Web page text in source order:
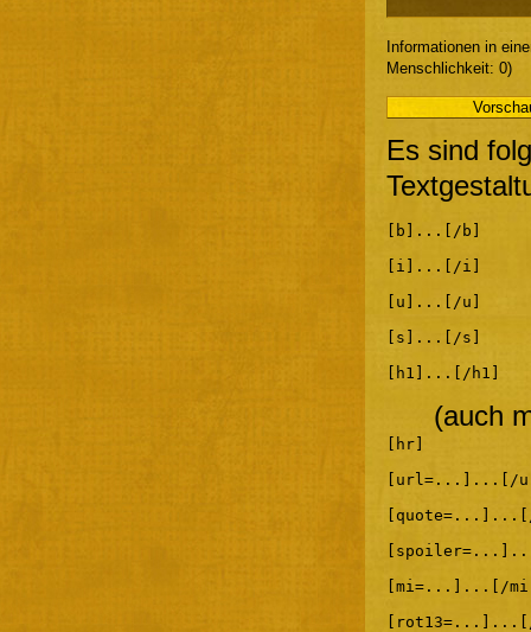
Informationen in
Menschlichkeit: 0)
Es sind
[b]...[/b]
[i]...[/i]
[u]...[/u]
[s]...[/s]
[h1]...[/h1]
(auch
[hr]
[url=...]...[/
[mi=...]...[/